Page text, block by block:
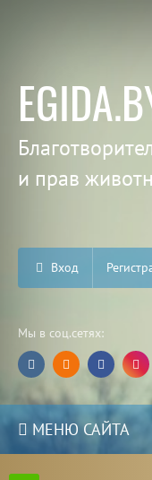
и прав
Вход
Мы в соц.сетях:
МЕНЮ САЙТА